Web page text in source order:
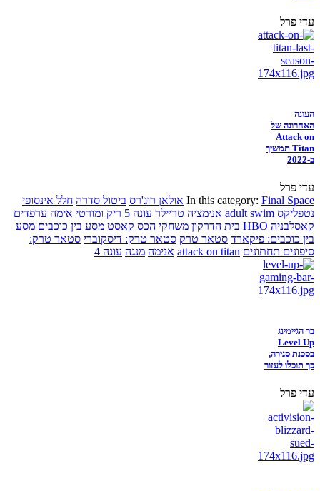
עדי פרל
העונה
האחרונה של
Attack on
Titan תמשיך
ב-2022
עדי פרל
In this category: Final Space אולאן רוג'רס ביטול סדרה חלל אינסופי
נטפליקס adult swim אנימציה טריילר עונה 5 ריק ומורטי אימה ערפדים
קאסלבניה HBO בית הדרקון משחקי הכס קאסט מסע בין כוכבים מסע
בין כוכבים: פיקארד סטאר טרק סטאר טרק: דיסקוברי סטאר טרק:
סיפונים תחתונים attack on titan אנימה מנגה עונה 4
בר הגיימינג
Level Up
בסכנת סגירה,
כך תוכלו לעזור
עדי פרל